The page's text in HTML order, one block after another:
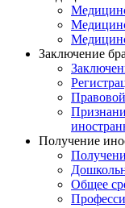
Заключение
Правовой
Получение
Общее